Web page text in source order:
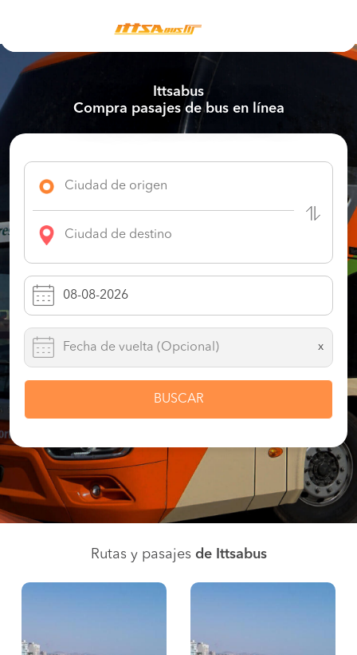
Ittsabus
Compra pasajes de bus en línea
x
BUSCAR
Rutas y pasajes de Ittsabus